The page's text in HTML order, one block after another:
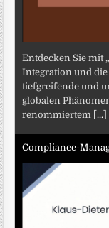
Entdecken Sie mit
Integration und
tiefgreifende und
globalen
renommiertem [...]
Compliance-